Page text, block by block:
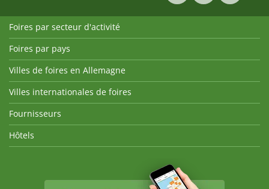
Foires par secteur d'activité
Foires par pays
Villes de foires en Allemagne
Villes internationales de foires
Fournisseurs
Hôtels